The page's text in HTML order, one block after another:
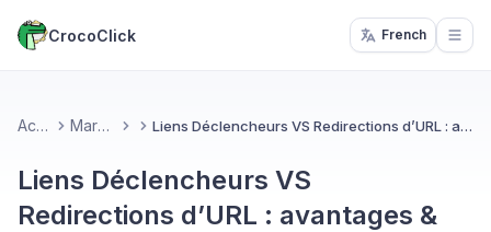
CrocoClick French
Accueil Marketing Liens Déclencheurs VS Redirections d’URL : avantages & inconvénients
Liens Déclencheurs VS
Redirections d’URL : avantages &